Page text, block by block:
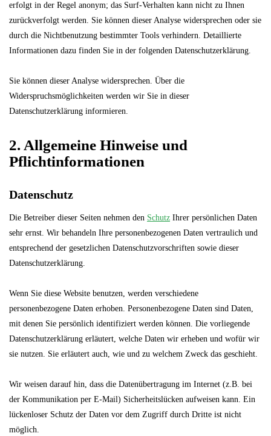
erfolgt in der Regel anonym; das Surf-Verhalten kann nicht zu Ihnen
zurückverfolgt werden. Sie können dieser Analyse widersprechen oder sie
durch die Nichtbenutzung bestimmter Tools verhindern. Detaillierte
Informationen dazu finden Sie in der folgenden Datenschutzerklärung.
Sie können dieser Analyse widersprechen. Über die
Widerspruchsmöglichkeiten werden wir Sie in dieser
Datenschutzerklärung informieren.
2. Allgemeine Hinweise und
Pflichtinformationen
Datenschutz
Die Betreiber dieser Seiten nehmen den Schutz Ihrer persönlichen Daten
sehr ernst. Wir behandeln Ihre personenbezogenen Daten vertraulich und
entsprechend der gesetzlichen Datenschutzvorschriften sowie dieser
Datenschutzerklärung.
Wenn Sie diese Website benutzen, werden verschiedene
personenbezogene Daten erhoben. Personenbezogene Daten sind Daten,
mit denen Sie persönlich identifiziert werden können. Die vorliegende
Datenschutzerklärung erläutert, welche Daten wir erheben und wofür wir
sie nutzen. Sie erläutert auch, wie und zu welchem Zweck das geschieht.
Wir weisen darauf hin, dass die Datenübertragung im Internet (z.B. bei
der Kommunikation per E-Mail) Sicherheitslücken aufweisen kann. Ein
lückenloser Schutz der Daten vor dem Zugriff durch Dritte ist nicht
möglich.